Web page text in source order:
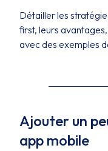
Détailler les
first, leurs
avec des exemples
Ajouter un
app mobile